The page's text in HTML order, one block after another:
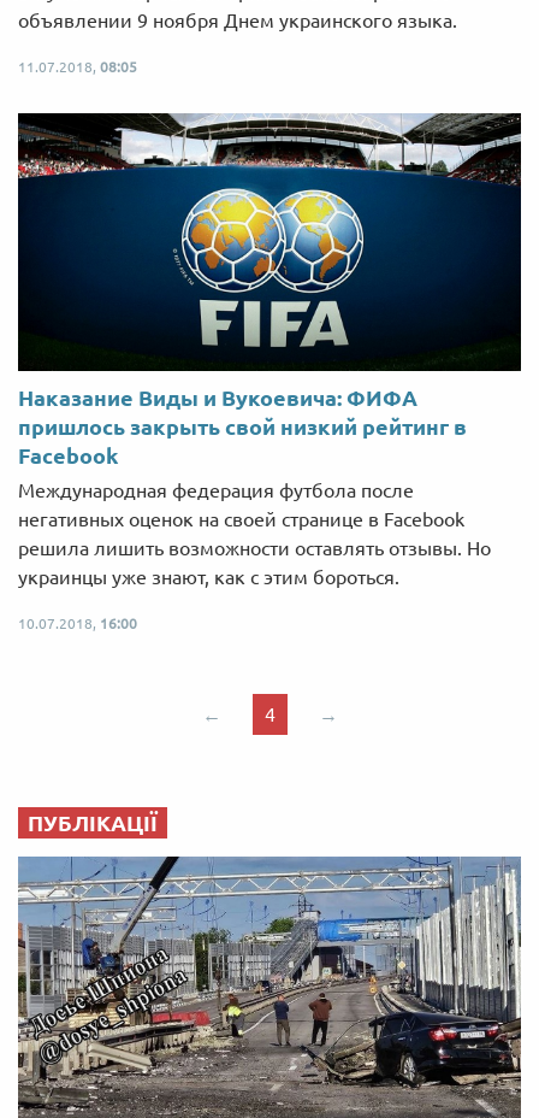
объявлении 9 ноября Днем украинского языка.
11.07.2018, 08:05
Наказание Виды и Вукоевича: ФИФА
пришлось закрыть свой низкий рейтинг в
Facebook
Международная федерация футбола после
негативных оценок на своей странице в Facebook
решила лишить возможности оставлять отзывы. Но
украинцы уже знают, как с этим бороться.
10.07.2018, 16:00
← 4 →
ПУБЛІКАЦІЇ